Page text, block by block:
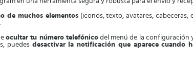
de muchos elementos(iconos, texto, avatares, cabeceras,
ocultar tu número telefónicodel menú de la configuración
puedes desactivar la notificación que aparece cuando